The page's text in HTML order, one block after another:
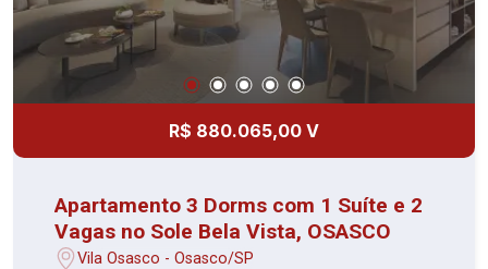
Bizarro, o empreendimento está próximo ao
Largo Santo Antônio, Hospital Cruzeiro do Sul,
Colégio Starmax, Pista de Skate Bela Vista,
Colégio Nossa Senhora da Misericórdia e
Ultracron Centro de Diagnósticos, oferecendo
praticidade e conveniência no dia a dia. O Sole
qualidade de vida, lazer completo e localização
privilegiada. Agende sua visita e descubra seu
novo lar.
R$ 880.065,00 V
Apartamento 3 Dorms com 1 Suíte e 2
Vagas no Sole Bela Vista, OSASCO
Vila Osasco - Osasco/SP